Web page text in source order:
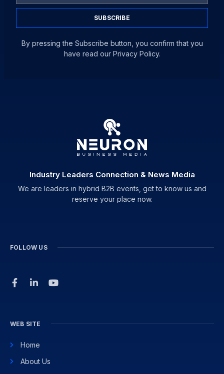
SUBSCRIBE
By pressing the Subscribe button, you confirm that you
have read our Privacy Policy.
Industry Leaders Connection & News Media
We are leaders in hybrid B2B events, get to know us and
reserve your place now.
FOLLOW US
WEB SITE
Home
About Us